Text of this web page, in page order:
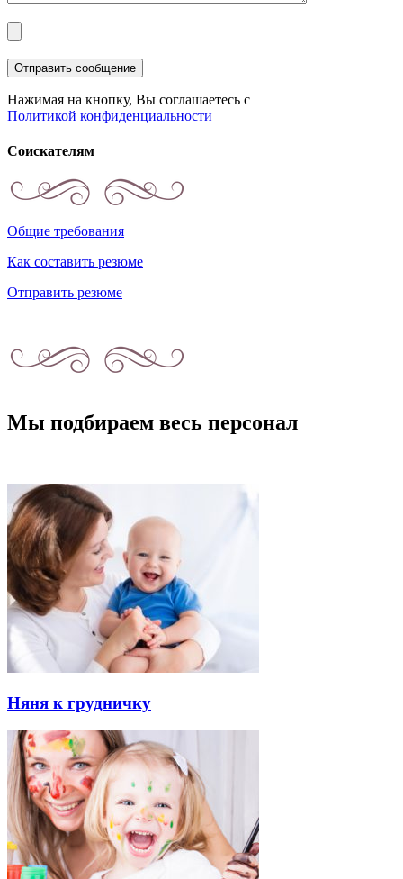
Нажимая на кнопку, Вы соглашаетесь с
Политикой конфиденциальности
Соискателям
Общие требования
Как составить резюме
Отправить резюме
Мы подбираем весь персонал
Няня к грудничку